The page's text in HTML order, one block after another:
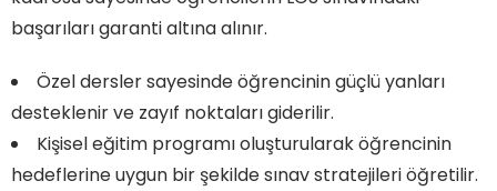
başarıları garanti altına alınır.
Özel dersler sayesinde öğrencinin güçlü yanları
desteklenir ve zayıf noktaları giderilir.
Kişisel eğitim programı oluşturularak öğrencinin
hedeflerine uygun bir şekilde sınav stratejileri öğretilir.